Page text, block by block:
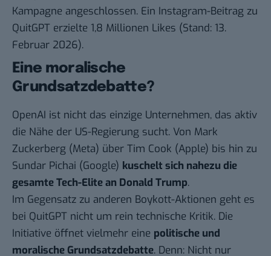
Kampagne angeschlossen. Ein Instagram-Beitrag zu
QuitGPT erzielte 1,8 Millionen Likes (Stand: 13.
Februar 2026).
Eine moralische
Grundsatzdebatte?
OpenAI ist nicht das einzige Unternehmen, das aktiv
die Nähe der US-Regierung sucht. Von Mark
Zuckerberg (Meta) über Tim Cook (Apple) bis hin zu
Sundar Pichai (Google) kuschelt sich nahezu die
gesamte Tech-Elite an Donald Trump.
Im Gegensatz zu anderen Boykott-Aktionen geht es
bei QuitGPT nicht um rein technische Kritik. Die
Initiative öffnet vielmehr eine politische und
moralische Grundsatzdebatte. Denn: Nicht nur